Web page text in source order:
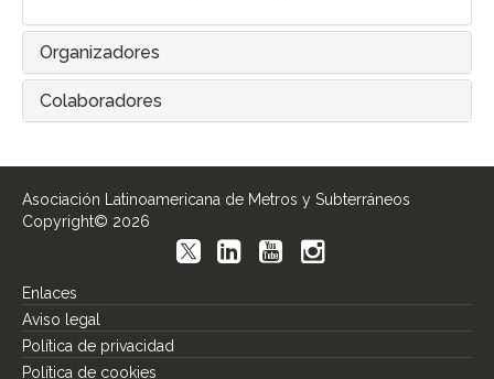
Organizadores
Colaboradores
Asociación Latinoamericana de Metros y Subterráneos
Copyright© 2026
Enlaces
Aviso legal
Política de privacidad
Política de cookies